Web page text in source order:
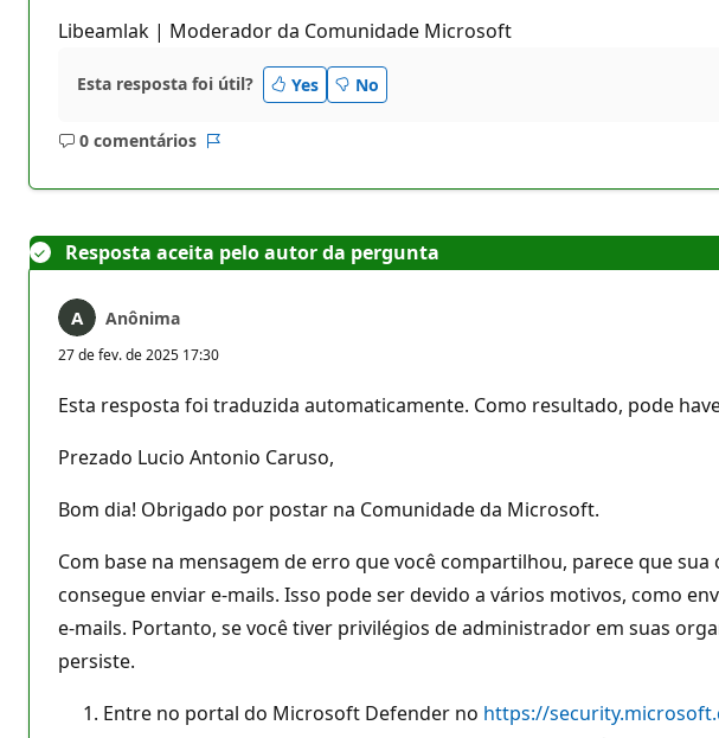
Libeamlak | Moderador da Comunidade Microsoft
Esta resposta foi útil? Yes No
0 comentários
Sem
Resposta aceita pelo autor da pergunta
Anônima
27 de fev. de 2025 17:30
Esta resposta foi traduzida automaticamente. Como resultado, pode
Prezado Lucio Antonio Caruso,
Bom dia! Obrigado por postar na Comunidade da Microsoft.
Com base na mensagem de erro que você compartilhou, parece que
consegue enviar e-mails. Isso pode ser devido a vários motivos, como
e-mails. Portanto, se você tiver privilégios de administrador em suas
persiste.
Entre no portal do Microsoft Defender no https://